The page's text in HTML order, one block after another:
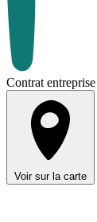
Contrat entreprise
Voir sur la carte